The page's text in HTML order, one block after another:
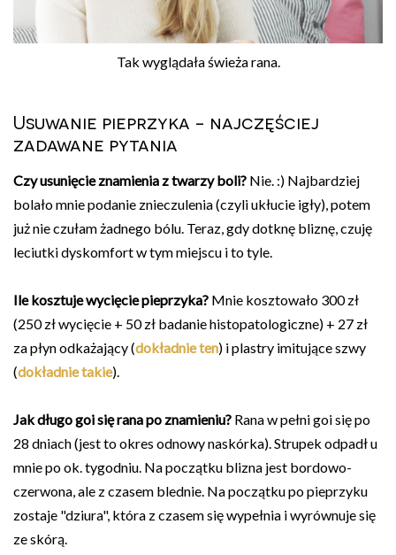
Tak wyglądała świeża rana.
Usuwanie pieprzyka - najczęściej
zadawane pytania
Czy usunięcie znamienia z twarzy boli? Nie. :) Najbardziej
bolało mnie podanie znieczulenia (czyli ukłucie igły), potem
już nie czułam żadnego bólu. Teraz, gdy dotknę bliznę, czuję
leciutki dyskomfort w tym miejscu i to tyle.
Ile kosztuje wycięcie pieprzyka? Mnie kosztowało 300 zł
(250 zł wycięcie + 50 zł badanie histopatologiczne) + 27 zł
za płyn odkażający (dokładnie ten) i plastry imitujące szwy
(dokładnie takie).
Jak długo goi się rana po znamieniu? Rana w pełni goi się po
28 dniach (jest to okres odnowy naskórka). Strupek odpadł u
mnie po ok. tygodniu. Na początku blizna jest bordowo-
czerwona, ale z czasem blednie. Na początku po pieprzyku
zostaje "dziura", która z czasem się wypełnia i wyrównuje się
ze skórą.